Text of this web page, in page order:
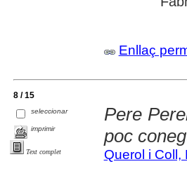
Enllaç
8 / 15
seleccionar
imprimir
Text complet
Pere
poc
Querol i Coll,